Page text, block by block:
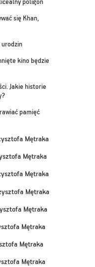
poligon
się Khan,
urodzin
kino będzie
Jakie historie
pamięć
Mętraka
Mętraka
Mętraka
Mętraka
Mętraka
Mętraka
Mętraka
Mętraka